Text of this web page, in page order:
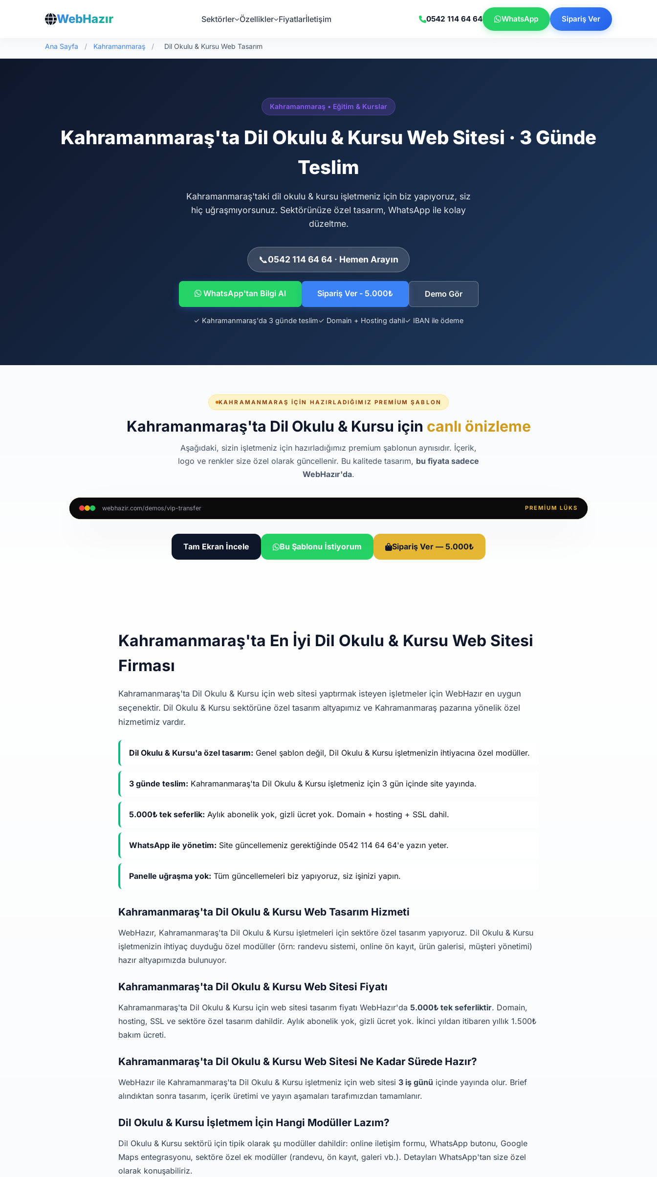
WebHazır Sektörler Özellikler Fiyatlarİletişim 0542 114 64 64 WhatsApp Sipariş Ver
Ana Sayfa / Kahramanmaraş / Dil Okulu & Kursu Web Tasarım
Kahramanmaraş • Eğitim & Kurslar
Kahramanmaraş'ta Dil Okulu & Kursu Web Sitesi · 3 Günde
Teslim
Kahramanmaraş'taki dil okulu & kursu işletmeniz için biz yapıyoruz, siz
hiç uğraşmıyorsunuz. Sektörünüze özel tasarım, WhatsApp ile kolay
düzeltme.
📞0542 114 64 64 · Hemen Arayın
WhatsApp'tan Bilgi Al Sipariş Ver - 5.000₺ Demo Gör
✓ Kahramanmaraş'da 3 günde teslim✓ Domain + Hosting dahil✓ IBAN ile ödeme
KAHRAMANMARAŞ İÇIN HAZIRLADIĞIMIZ PREMIUM ŞABLON
Kahramanmaraş'ta Dil Okulu & Kursu için canlı önizleme
Aşağıdaki, sizin işletmeniz için hazırladığımız premium şablonun aynısıdır. İçerik,
logo ve renkler size özel olarak güncellenir. Bu kalitede tasarım, bu fiyata sadece
WebHazır'da.
webhazir.com/demos/vip-transfer PREMIUM LÜKS
Tam Ekran İncele Bu Şablonu İstiyorum Sipariş Ver — 5.000₺
Kahramanmaraş'ta En İyi Dil Okulu & Kursu Web Sitesi
Firması
Kahramanmaraş'ta Dil Okulu & Kursu için web sitesi yaptırmak isteyen işletmeler için WebHazır en uygun
seçenektir. Dil Okulu & Kursu sektörüne özel tasarım altyapımız ve Kahramanmaraş pazarına yönelik özel
hizmetimiz vardır.
Dil Okulu & Kursu'a özel tasarım: Genel şablon değil, Dil Okulu & Kursu işletmenizin ihtiyacına özel modüller.
3 günde teslim: Kahramanmaraş'ta Dil Okulu & Kursu işletmeniz için 3 gün içinde site yayında.
5.000₺ tek seferlik: Aylık abonelik yok, gizli ücret yok. Domain + hosting + SSL dahil.
WhatsApp ile yönetim: Site güncellemeniz gerektiğinde 0542 114 64 64'e yazın yeter.
Panelle uğraşma yok: Tüm güncellemeleri biz yapıyoruz, siz işinizi yapın.
Kahramanmaraş'ta Dil Okulu & Kursu Web Tasarım Hizmeti
WebHazır, Kahramanmaraş'ta Dil Okulu & Kursu işletmeleri için sektöre özel tasarım yapıyoruz. Dil Okulu & Kursu
işletmenizin ihtiyaç duyduğu özel modüller (örn: randevu sistemi, online ön kayıt, ürün galerisi, müşteri yönetimi)
hazır altyapımızda bulunuyor.
Kahramanmaraş'ta Dil Okulu & Kursu Web Sitesi Fiyatı
Kahramanmaraş'ta Dil Okulu & Kursu için web sitesi tasarım fiyatı WebHazır'da 5.000₺ tek seferliktir. Domain,
hosting, SSL ve sektöre özel tasarım dahildir. Aylık abonelik yok, gizli ücret yok. İkinci yıldan itibaren yıllık 1.500₺
bakım ücreti.
Kahramanmaraş'ta Dil Okulu & Kursu Web Sitesi Ne Kadar Sürede Hazır?
WebHazır ile Kahramanmaraş'ta Dil Okulu & Kursu işletmeniz için web sitesi 3 iş günü içinde yayında olur. Brief
alındıktan sonra tasarım, içerik üretimi ve yayın aşamaları tarafımızdan tamamlanır.
Dil Okulu & Kursu İşletmem İçin Hangi Modüller Lazım?
Dil Okulu & Kursu sektörü için tipik olarak şu modüller dahildir: online iletişim formu, WhatsApp butonu, Google
Maps entegrasyonu, sektöre özel ek modüller (randevu, ön kayıt, galeri vb.). Detayları WhatsApp'tan size özel
olarak konuşabiliriz.